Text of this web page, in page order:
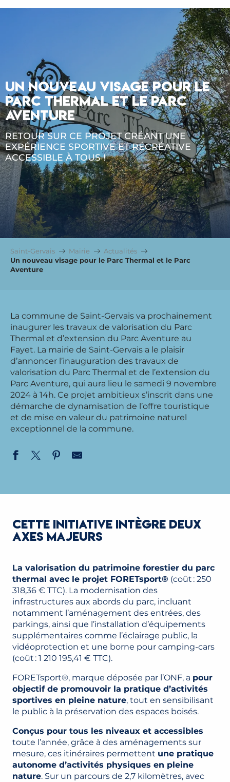
UN NOUVEAU VISAGE POUR LE
PARC THERMAL ET LE PARC
AVENTURE
RETOUR SUR CE PROJET CRÉANT UNE
EXPÉRIENCE SPORTIVE ET RÉCRÉATIVE
ACCESSIBLE À TOUS !
Saint-Gervais Mairie
Actualités
Un nouveau visage pour le Parc Thermal et le Parc
Aventure
La commune de Saint-Gervais va prochainement
inaugurer les travaux de valorisation du Parc
Thermal et d’extension du Parc Aventure au
Fayet. La mairie de Saint-Gervais a le plaisir
d’annoncer l’inauguration des travaux de
valorisation du Parc Thermal et de l’extension du
Parc Aventure, qui aura lieu le samedi 9 novembre
2024 à 14h. Ce projet ambitieux s’inscrit dans une
démarche de dynamisation de l’offre touristique
et de mise en valeur du patrimoine naturel
exceptionnel de la commune.
CETTE INITIATIVE INTÈGRE DEUX
AXES MAJEURS
La valorisation du patrimoine forestier du parc
thermal avec le projet FORETsport® (coût : 250
318,36 € TTC). La modernisation des
infrastructures aux abords du parc, incluant
notamment l’aménagement des entrées, des
parkings, ainsi que l’installation d’équipements
supplémentaires comme l’éclairage public, la
vidéoprotection et une borne pour camping-cars
(coût : 1 210 195,41 € TTC).
FORETsport®, marque déposée par l’ONF, a pour
objectif de promouvoir la pratique d’activités
sportives en pleine nature, tout en sensibilisant
le public à la préservation des espaces boisés.
Conçus pour tous les niveaux et accessibles
toute l’année, grâce à des aménagements sur
mesure, ces itinéraires permettent une pratique
autonome d’activités physiques en pleine
nature. Sur un parcours de 2,7 kilomètres, avec